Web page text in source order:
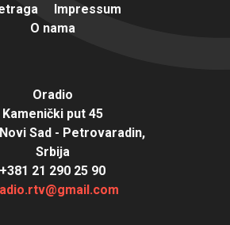
Impressum
O nama
Oradio
Kamenički put 45
Sad - Petrovaradin,
Srbija
+381 21 290 25 90